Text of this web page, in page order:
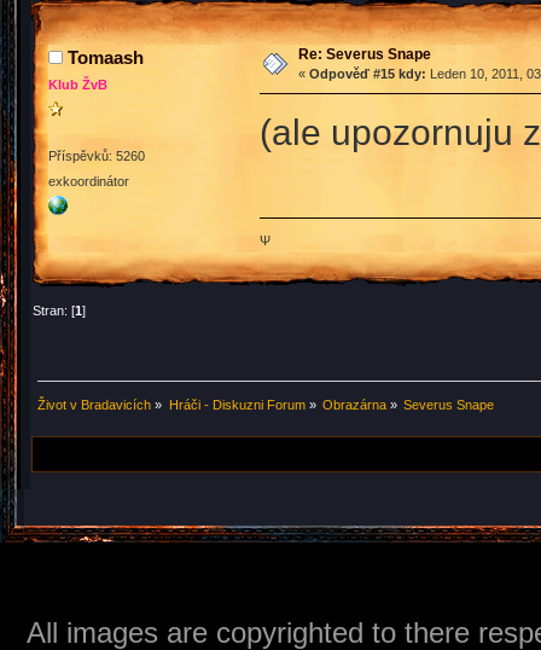
Tomaash
Klub ŽvB
Příspěvků: 5260
exkoordinátor
Re: Severus Snape
« Odpověď #15 kdy: Leden 10, 2011,
(ale upozornuju
Ψ
Stran: [1]
Život v Bradavicích » Hráči - Diskuzni Forum» Obrazárna» Severus Snape
All images are copyrighted to there